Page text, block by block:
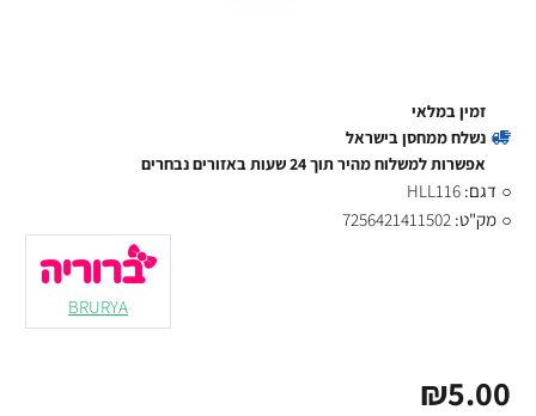
₪5.00
זמין במלאי
נשלח ממחסן בישראל
אפשרות למשלוח מהיר תוך 24 שעות באזורים נבחרים
דגם: HLL116
מק"ט: 7256421411502
BRURYA